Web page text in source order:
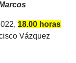
18.00 horas
Vázquez